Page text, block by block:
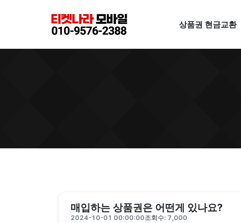
상품권 현금교환
매입하는 상품권은 어떤게 있나요?
2024-10-01 00:00:00조회수: 7,000